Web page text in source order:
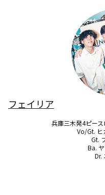
フェイリア
兵庫三木発4ピー
Vo/Gt. ヒ
Gt.
Ba.
Dr.